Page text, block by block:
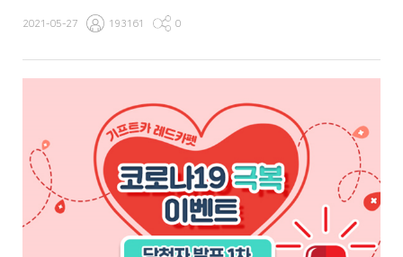
2021-05-27 193161 0